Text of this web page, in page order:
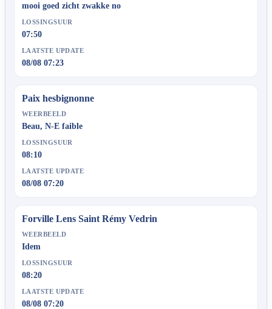
mooi goed zicht zwakke no
LOSSINGSUUR
07:50
LAATSTE UPDATE
08/08 07:23
Paix hesbignonne
WEERBEELD
Beau, N-E faible
LOSSINGSUUR
08:10
LAATSTE UPDATE
08/08 07:20
Forville Lens Saint Rémy Vedrin
WEERBEELD
Idem
LOSSINGSUUR
08:20
LAATSTE UPDATE
08/08 07:20